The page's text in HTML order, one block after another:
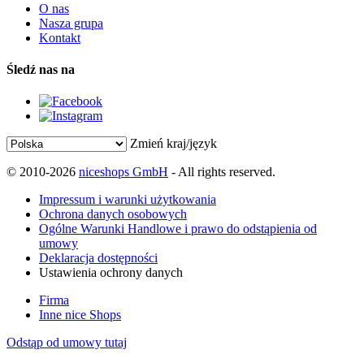
O nas
Nasza grupa
Kontakt
Śledź nas na
Zmień kraj/język
© 2010-2026 niceshops GmbH - All rights reserved.
Impressum i warunki użytkowania
Ochrona danych osobowych
Ogólne Warunki Handlowe i prawo do odstąpienia od
umowy
Deklaracja dostępności
Ustawienia ochrony danych
Firma
Inne nice Shops
Odstąp od umowy tutaj